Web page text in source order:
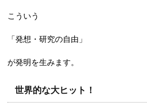
こういう
「発想・研究の自由」
が発明を生みます。
世界的な大ヒット！